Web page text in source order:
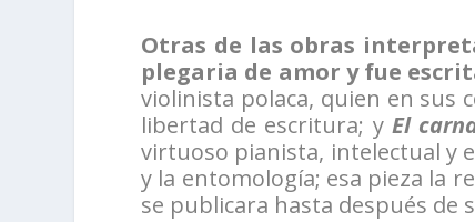
Otras de las obras
plegaria de amor y fue
violinista polaca, quien en sus
libertad de escritura; y El
virtuoso pianista, intelectual y
y la entomología; esa pieza la
se publicara hasta después de